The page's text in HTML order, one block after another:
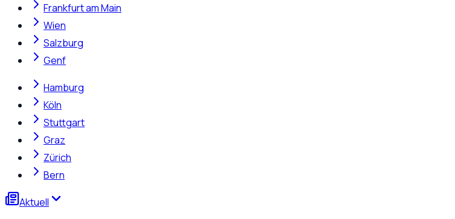
Frankfurt am Main
Wien
Salzburg
Genf
Hamburg
Köln
Stuttgart
Graz
Zürich
Bern
Aktuell